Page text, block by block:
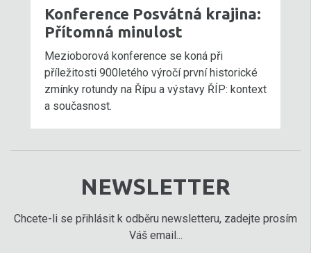
Konference Posvátná krajina:
Přítomná minulost
Mezioborová konference se koná při
příležitosti 900letého výročí první historické
zmínky rotundy na Řípu a výstavy ŘÍP: kontext
a současnost.
NEWSLETTER
Chcete-li se přihlásit k odběru newsletteru, zadejte prosím
Váš email...